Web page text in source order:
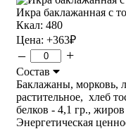
Икра баклажанная с
Ккал: 480
Цена: +363₽
– +
Состав
Баклажаны, морковь,
растительное, хлеб
белков - 4,1 гр.,
Энергетическая